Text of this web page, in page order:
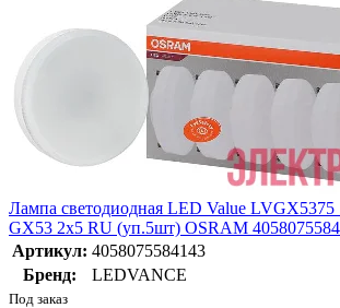
Лампа светодиодная LED Value LVGX5375
GX53 2х5 RU (уп.5шт) OSRAM
Артикул: 4058075584143
Бренд:
LEDVANCE
Под заказ